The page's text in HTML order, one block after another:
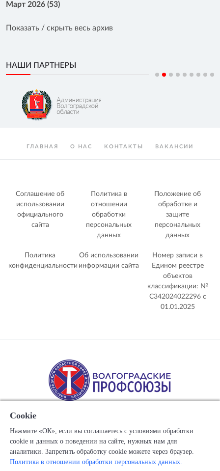
Март 2026 (53)
Показать / скрыть весь архив
НАШИ ПАРТНЕРЫ
ГЛАВНАЯ О НАС КОНТАКТЫ ВАКАНСИИ
Соглашение об
использовании
официального
сайта
Политика в
отношении
обработки
персональных
данных
Положение об
обработке и
защите
персональных
данных
Политика
конфиденциальности
Об использовании
информации сайта
Номер записи в
Едином реестре
объектов
классификации: №
С342024022296 c
01.01.2025
Copyright © 1917-2025 Союз организаций профсоюзов
"Волгоградский областной Совет профессиональных
Cookie
Нажмите «ОК», если вы соглашаетесь с условиями обработки
cookie и данных о поведении на сайте, нужных нам для
аналитики. Запретить обработку cookie можете через браузер.
Политика в отношении обработки персональных данных.